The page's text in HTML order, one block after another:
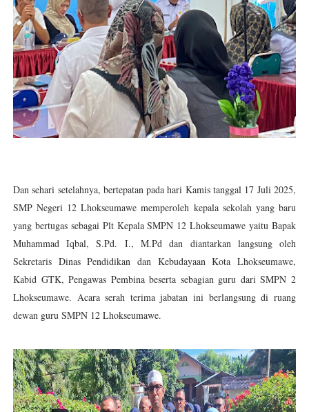
Dan sehari setelahnya, bertepatan pada hari Kamis tanggal 17 Juli 2025,
SMP Negeri 12 Lhokseumawe memperoleh kepala sekolah yang baru
yang bertugas sebagai Plt Kepala SMPN 12 Lhokseumawe yaitu Bapak
Muhammad Iqbal, S.Pd. I., M.Pd dan diantarkan langsung oleh
Sekretaris Dinas Pendidikan dan Kebudayaan Kota Lhokseumawe,
Kabid GTK, Pengawas Pembina beserta sebagian guru dari SMPN 2
Lhokseumawe. Acara serah terima jabatan ini berlangsung di ruang
dewan guru SMPN 12 Lhokseumawe.